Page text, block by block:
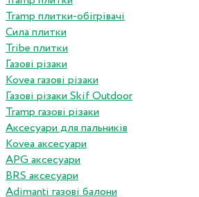
Tramp плитки-обігрівачі
Сила плитки
Tribe плитки
Газові різаки
Kovea газові різаки
Газові різаки Skif Outdoor
Tramp газові різаки
Аксесуари для пальників
Kovea аксесуари
APG аксесуари
BRS аксесуари
Adimanti газові балони